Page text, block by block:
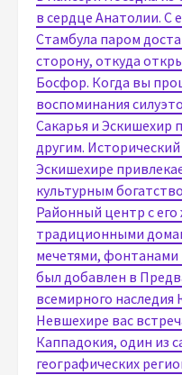
в сердце Анатолии. С
Стамбула паром
сторону, откуда
Босфор. Когда вы
воспоминания
Сакарья и Эскишехир
другим.
Эскишехире
культурным
Районный центр с
традиционными
мечетями,
был добавлен в
всемирного
Невшехире вас
Каппадокия, один из
географических